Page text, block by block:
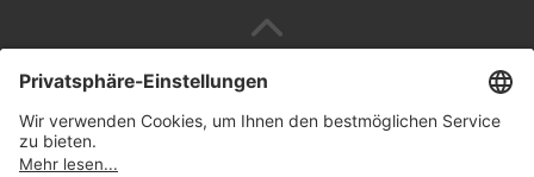
Sicher bezahlen mit